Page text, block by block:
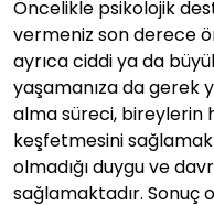
Öncelikle psikolojik
vermeniz son derece
ayrıca ciddi ya da
yaşamanıza da gerek
alma süreci, bireylerin
keşfetmesini
olmadığı duygu ve
sağlamaktadır. Sonuç